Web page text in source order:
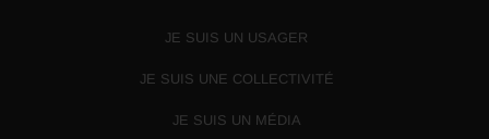
JE SUIS UN USAGER
JE SUIS UNE COLLECTIVITÉ
JE SUIS UN MÉDIA